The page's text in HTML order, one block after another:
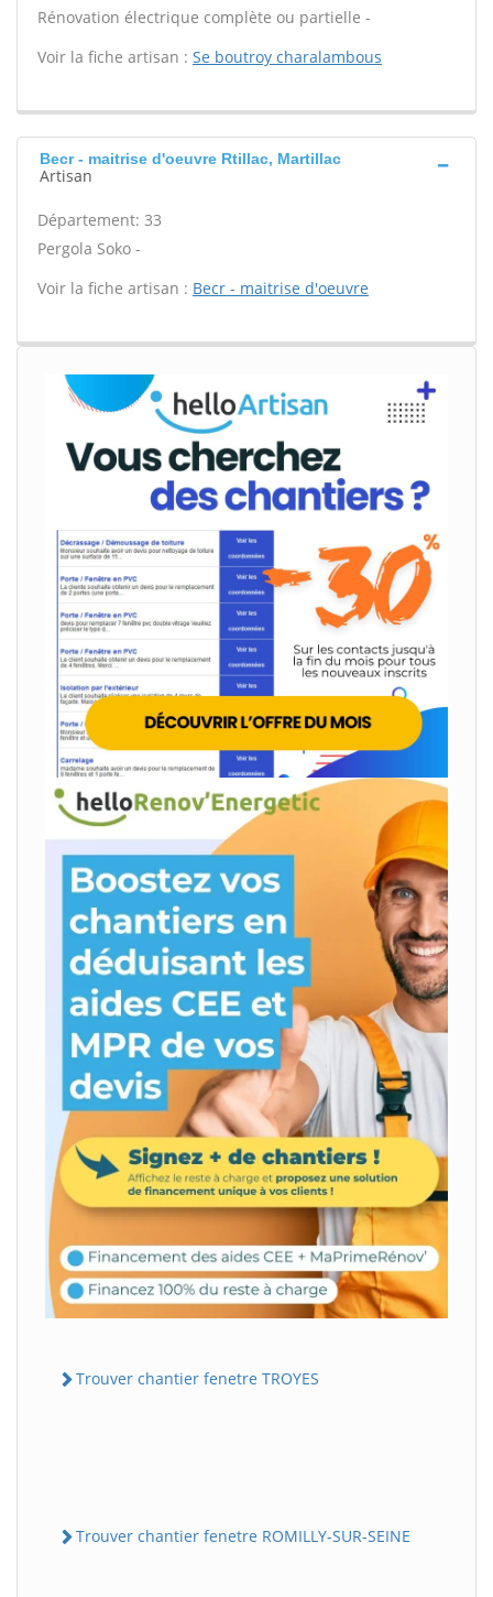
Rénovation électrique complète ou partielle -
Voir la fiche artisan : Se boutroy charalambous
Becr - maitrise d'oeuvre Rtillac, Martillac
Artisan
Département: 33
Pergola Soko -
Voir la fiche artisan : Becr - maitrise d'oeuvre
Trouver chantier fenetre TROYES
Trouver chantier fenetre ROMILLY-SUR-SEINE